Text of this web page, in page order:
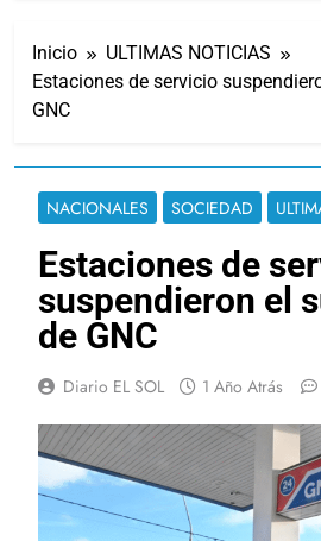
Inicio
ULTIMAS NOTICIAS
Estaciones de servicio
GNC
NACIONALES SOCIEDAD
Estaciones de
suspendieron el
de GNC
Diario EL SOL 1 Año Atrás